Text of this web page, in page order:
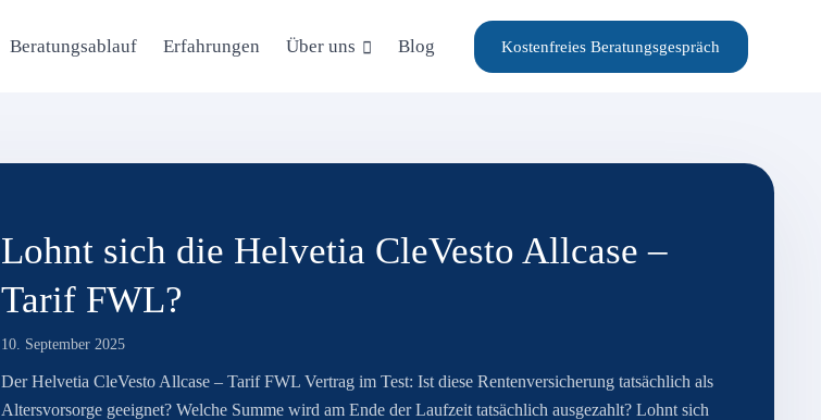
Beratungsablauf Erfahrungen Über uns Blog Kostenfreies Beratungsgespräch
Lohnt sich die Helvetia CleVesto Allcase –
Tarif FWL?
10. September 2025
Der Helvetia CleVesto Allcase – Tarif FWL Vertrag im Test: Ist diese Rentenversicherung tatsächlich als
Altersvorsorge geeignet? Welche Summe wird am Ende der Laufzeit tatsächlich ausgezahlt? Lohnt sich